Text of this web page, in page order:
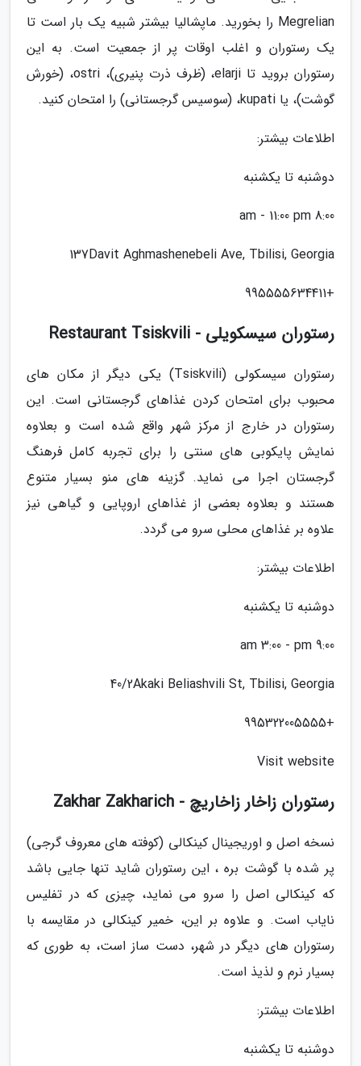
Megrelian را بخورید. ماپشالیا بیشتر شبیه یک بار است تا
یک رستوران و اغلب اوقات پر از جمعیت است. به این
رستوران بروید تا elarji، (ظرف ذرت پنیری)، ostri، (خورش
گوشت)، یا kupati، (سوسیس گرجستانی) را امتحان کنید.
اطلاعات بیشتر:
دوشنبه تا یکشنبه
8:00 am - 11:00 pm
137Davit Aghmashenebeli Ave, Tbilisi, Georgia
+995555634411
رستوران سیسکویلی - Restaurant Tsiskvili
رستوران سیسکولی (Tsiskvili) یکی دیگر از مکان های
محبوب برای امتحان کردن غذاهای گرجستانی است. این
رستوران در خارج از مرکز شهر واقع شده است و بعلاوه
نمایش پایکوبی های سنتی را برای تجربه کامل فرهنگ
گرجستان اجرا می نماید. گزینه های منو بسیار متنوع
هستند و بعلاوه بعضی از غذاهای اروپایی و گیاهی نیز
علاوه بر غذاهای محلی سرو می گردد.
اطلاعات بیشتر:
دوشنبه تا یکشنبه
9:00 am 3:00 - pm
40/2Akaki Beliashvili St, Tbilisi, Georgia
+995322005555
Visit website
رستوران زاخار زاخاریچ - Zakhar Zakharich
نسخه اصل و اوریجینال کینکالی (کوفته های معروف گرجی)
پر شده با گوشت بره ، این رستوران شاید تنها جایی باشد
که کینکالی اصل را سرو می نماید، چیزی که در تفلیس
نایاب است. و علاوه بر این، خمیر کینکالی در مقایسه با
رستوران های دیگر در شهر، دست ساز است، به طوری که
بسیار نرم و لذیذ است.
اطلاعات بیشتر:
دوشنبه تا یکشنبه